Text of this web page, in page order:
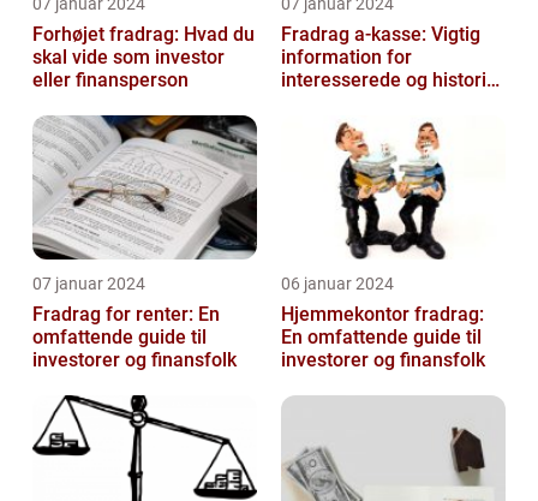
07 januar 2024
Forhøjet fradrag: Hvad du
skal vide som investor
eller finansperson
07 januar 2024
Fradrag a-kasse: Vigtig
information for
interesserede og historisk
07 januar 2024
Fradrag for renter: En
omfattende guide til
investorer og finansfolk
06 januar 2024
Hjemmekontor fradrag:
En omfattende guide til
investorer og finansfolk